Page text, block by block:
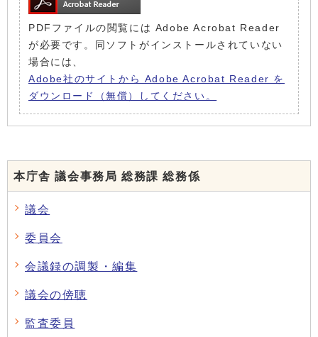
PDFファイルの閲覧には Adobe Acrobat Reader
が必要です。同ソフトがインストールされていない
場合には、
Adobe社のサイトから Adobe Acrobat Reader を
ダウンロード（無償）してください。
本庁舎 議会事務局 総務課 総務係
議会
委員会
会議録の調製・編集
議会の傍聴
監査委員